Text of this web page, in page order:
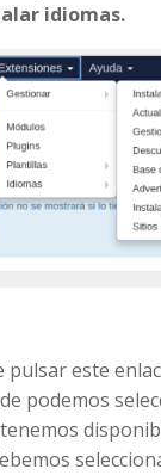
idiomas.
pulsar este
podemos